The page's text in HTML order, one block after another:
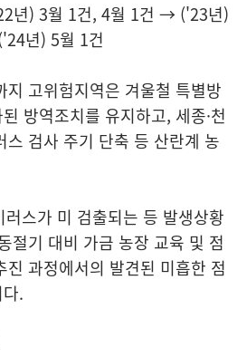
년) 3월 1건, 4월 1건 → ('23년)
년) 5월 1건
지 고위험지역은 겨울철 특별방
방역조치를 유지하고, 세종·천
스 검사 주기 단축 등 산란계 농
스가 미 검출되는 등 발생상황
절기 대비 가금 농장 교육 및 점
진 과정에서의 발견된 미흡한 점
.